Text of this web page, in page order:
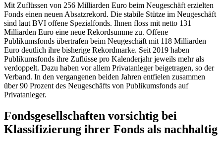
Mit Zuflüssen von 256 Milliarden Euro beim Neugeschäft erzielten
Fonds einen neuen Absatzrekord. Die stabile Stütze im Neugeschäft
sind laut BVI offene Spezialfonds. Ihnen floss mit netto 131
Milliarden Euro eine neue Rekordsumme zu. Offene
Publikumsfonds übertrafen beim Neugeschäft mit 118 Milliarden
Euro deutlich ihre bisherige Rekordmarke. Seit 2019 haben
Publikumsfonds ihre Zuflüsse pro Kalenderjahr jeweils mehr als
verdoppelt. Dazu haben vor allem Privatanleger beigetragen, so der
Verband. In den vergangenen beiden Jahren entfielen zusammen
über 90 Prozent des Neugeschäfts von Publikumsfonds auf
Privatanleger.
Fondsgesellschaften vorsichtig bei
Klassifizierung ihrer Fonds als nachhaltig